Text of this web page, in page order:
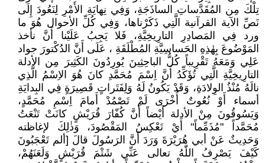
تِلْكَ مِن المُقَدَّساتِ الساذَجَةِ، وَفِي نِهايَةِ الأَمْرِ لِنَعُودَ إِلَى
نَصِّ الآية القرآنية الَّتِي ذَكَرْناها، وَفِي كُلِّ الأحوال هُوَ ما
ورد فِي المَصادِرِ التارِيخِيَّةِ، فَلا يَجِبُ عَلَيْنا أَنَّ نأخذ
المَوْضُوعَ بِهٰذِهِ الحَساسِيَّةِ المُطْلَقَةِ ، عَلَى أَنَّ الدُكْتورَ جواد
عَلِي وَمَعَهُ تَقْرِيباً كُلُّ الباحِثِينَ يُورِدُونَ الكَثِيرَ مِن الأدلة
التارِيخِيَّةِ الَّتِي تُؤَكِّدُ أَنَّ اِسْمَ مُحَمَّدِ كانَ هُوَ الاِسْمُ الَّذِي
نالَهُ مُنْذُ الوِلادَةِ، وَقَدْ يَكُونُ لَهُ وَلِفَتَراتٍ قَصِيرَةٍ فِي البِدايَةِ
أسماء أَوْ نُعُوتٌ أُخْرَى لَمْ تَصْمُدْ أَمامَ اِسْمِ مُحَمَّدٍ،
وَيَسُوقُونَ مِنْ الأدلة أَيْضاً أَنَّ كُفّارَ قُرَيْشٍ كانَتْ تَنْعَتُ
مُحَمَّداً "مُذَمِّماً" أَيْ تَعْكِسُ المَقْصُودَ، وَذٰلِكَ لإغاظته
وَحَدِيثٌ عَنْ أبي هُرَيْرَةَ وَرَدَ أَنَّ الرَسُولَ قالَ [ألم تَعْجَبُونَ
كَيْفَ يَصْرِفُ اللّٰهُ تعالى عَنِّي شَتْمَ قُرَيْشٍ وَلَعَنَهُمْ،